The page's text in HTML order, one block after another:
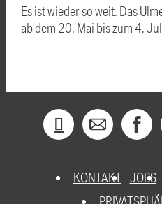
Es ist wieder so weit. Das
ab dem 20. Mai bis zum 4.
KONTAKT JOBS